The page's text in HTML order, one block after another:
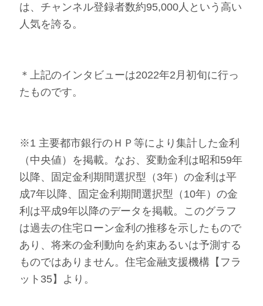
は、チャンネル登録者数約95,000人という高い
人気を誇る。
＊上記のインタビューは2022年2月初旬に行っ
たものです。
※1 主要都市銀行のＨＰ等により集計した金利
（中央値）を掲載。なお、変動金利は昭和59年
以降、固定金利期間選択型（3年）の金利は平
成7年以降、固定金利期間選択型（10年）の金
利は平成9年以降のデータを掲載。このグラフ
は過去の住宅ローン金利の推移を示したもので
あり、将来の金利動向を約束あるいは予測する
ものではありません。住宅金融支援機構【フラ
ット35】より。